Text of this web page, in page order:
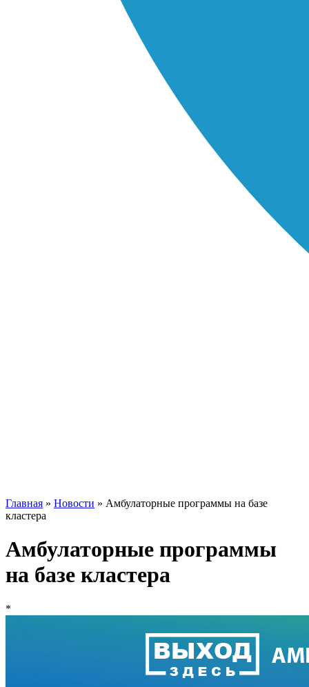
Главная » Новости » Амбулаторные программы на базе
кластера
Амбулаторные программы
на базе кластера
*